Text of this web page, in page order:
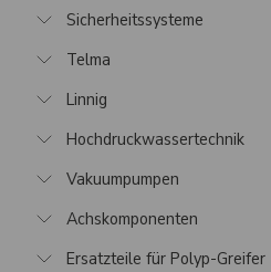
Sicherheitssysteme
Telma
Linnig
Hochdruckwassertechnik
Vakuumpumpen
Achskomponenten
Ersatzteile für Polyp-Greifer